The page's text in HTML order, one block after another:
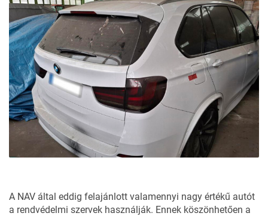
A NAV által eddig felajánlott valamennyi nagy értékű autót
a rendvédelmi szervek használják. Ennek köszönhetően a